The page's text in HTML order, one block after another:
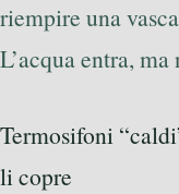
riempire una
L’acqua entra, ma
Termosifoni
li copre